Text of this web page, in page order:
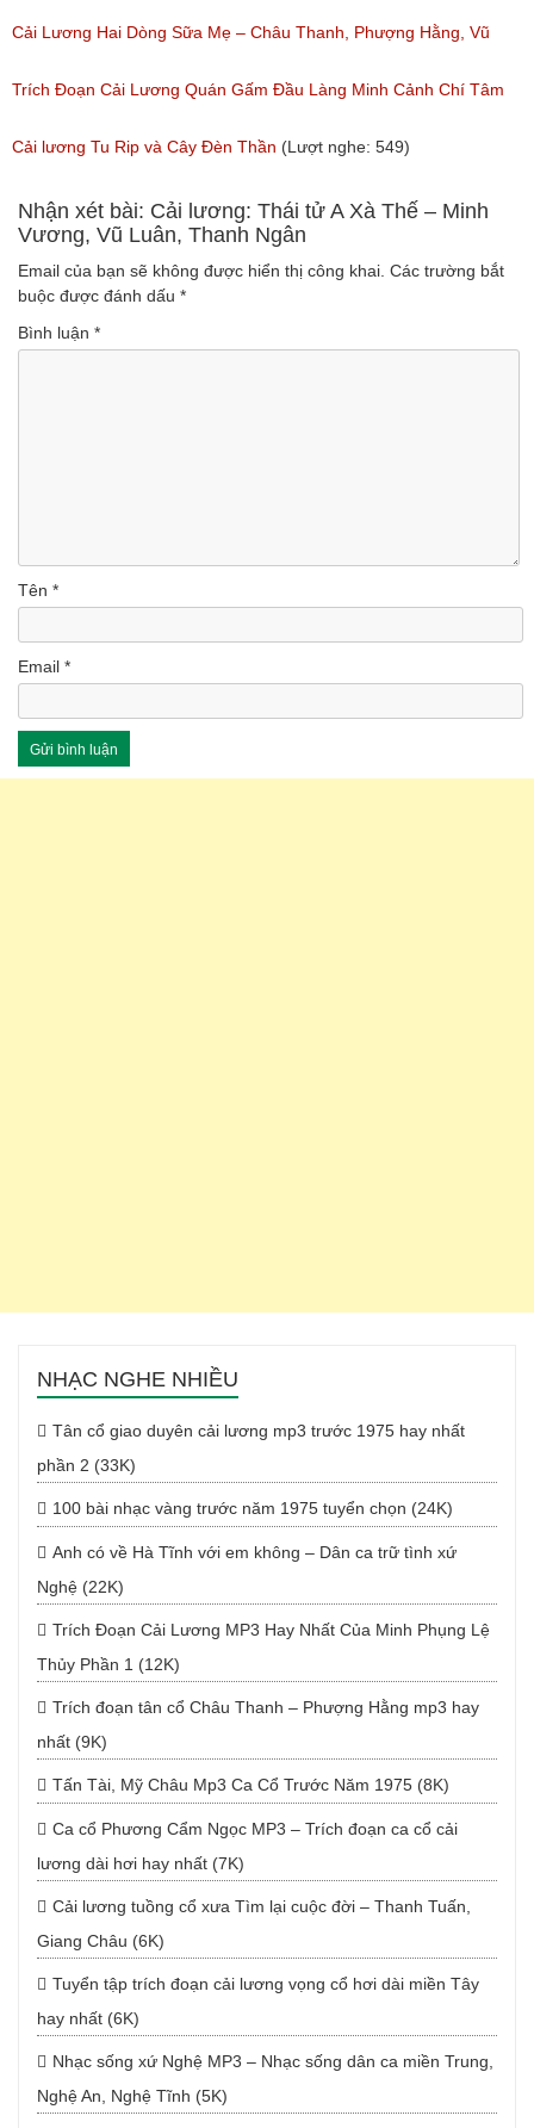
Ngân, NSƯT Vũ Linh
(Lượt nghe: 191)
Cải Lương Hai Dòng Sữa Mẹ – Châu Thanh, Phượng Hằng, Vũ
Minh Vương, Linh Vương, Phương Hồng Thủy
(Lượt nghe: 609)
Trích Đoạn Cải Lương Quán Gấm Đầu Làng Minh Cảnh Chí Tâm
(Lượt nghe: 285)
Cải lương Tu Rip và Cây Đèn Thần (Lượt nghe: 549)
Nhận xét bài: Cải lương: Thái tử A Xà Thế – Minh
Vương, Vũ Luân, Thanh Ngân
Email của bạn sẽ không được hiển thị công khai. Các trường bắt
buộc được đánh dấu *
Bình luận *
Tên *
Email *
NHẠC NGHE NHIỀU
Tân cổ giao duyên cải lương mp3 trước 1975 hay nhất
phần 2 (33K)
100 bài nhạc vàng trước năm 1975 tuyển chọn (24K)
Anh có về Hà Tĩnh với em không – Dân ca trữ tình xứ
Nghệ (22K)
Trích Đoạn Cải Lương MP3 Hay Nhất Của Minh Phụng Lệ
Thủy Phần 1 (12K)
Trích đoạn tân cổ Châu Thanh – Phượng Hằng mp3 hay
nhất (9K)
Tấn Tài, Mỹ Châu Mp3 Ca Cổ Trước Năm 1975 (8K)
Ca cổ Phương Cẩm Ngọc MP3 – Trích đoạn ca cổ cải
lương dài hơi hay nhất (7K)
Cải lương tuồng cổ xưa Tìm lại cuộc đời – Thanh Tuấn,
Giang Châu (6K)
Tuyển tập trích đoạn cải lương vọng cổ hơi dài miền Tây
hay nhất (6K)
Nhạc sống xứ Nghệ MP3 – Nhạc sống dân ca miền Trung,
Nghệ An, Nghệ Tĩnh (5K)